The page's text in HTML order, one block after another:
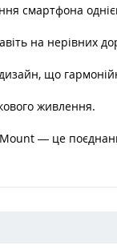
смартфона
на нерівних
що
живлення.
— це